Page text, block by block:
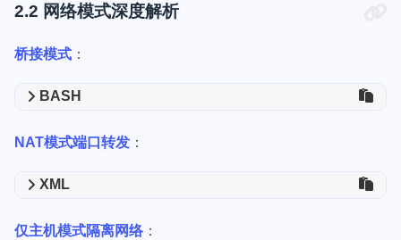
2.2 网络模式深度解析
桥接模式 ：
BASH
NAT模式端口转发 ：
XML
仅主机模式隔离网络：